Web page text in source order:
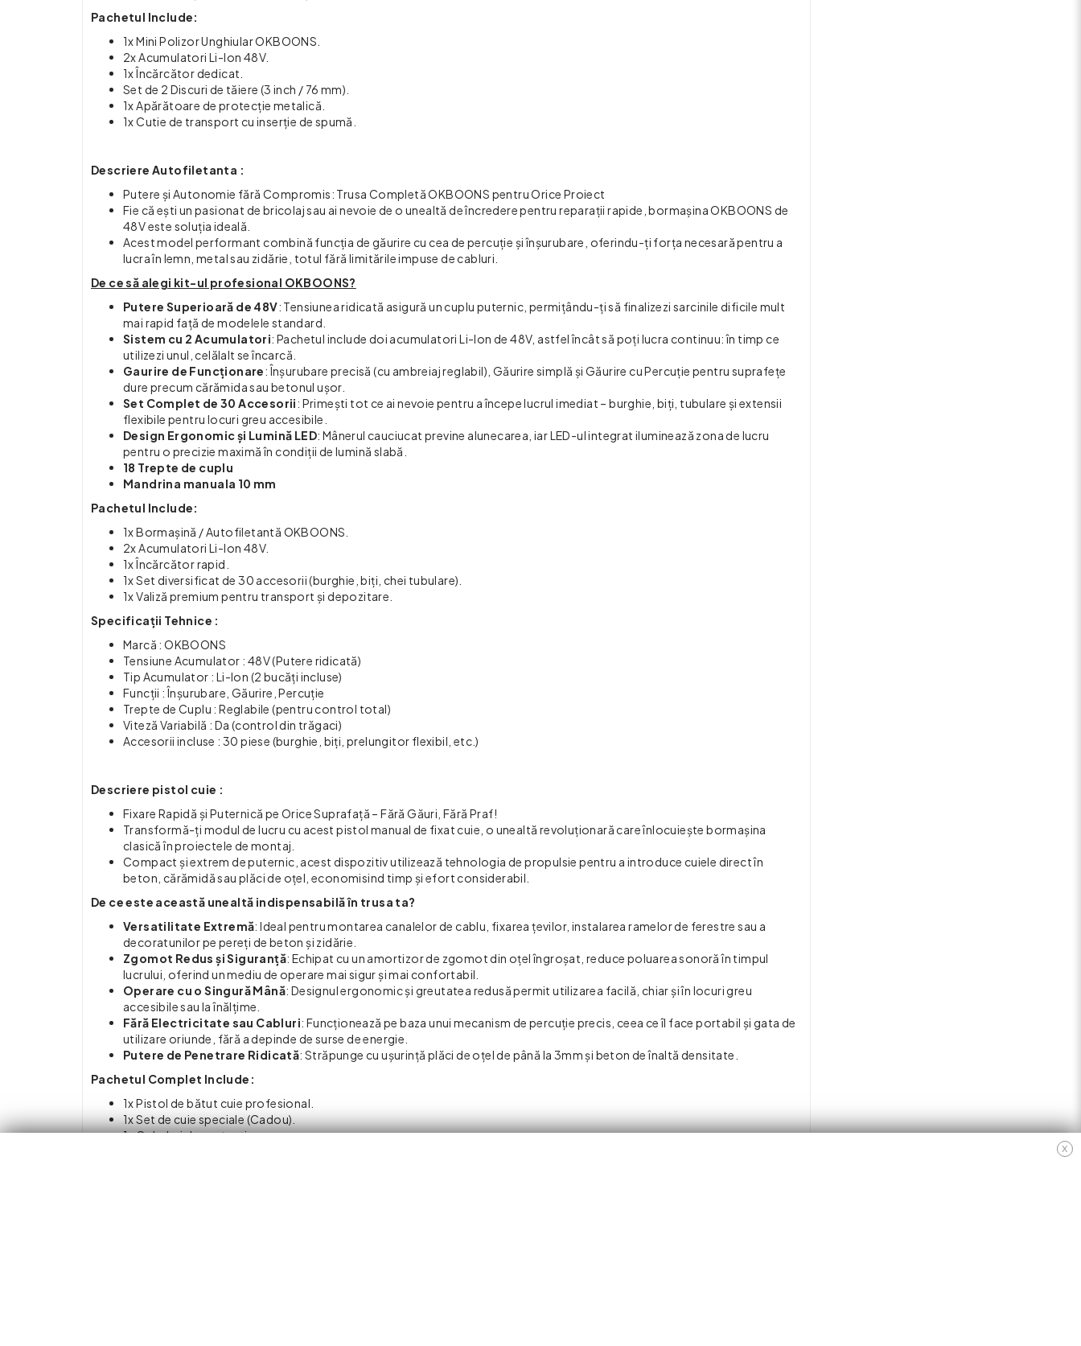
Pachetul Include:
1x Mini Polizor Unghiular OKBOONS.
2x Acumulatori Li-Ion 48V.
1x Încărcător dedicat.
Set de 2 Discuri de tăiere (3 inch / 76 mm).
1x Apărătoare de protecție metalică.
1x Cutie de transport cu inserție de spumă.
Descriere Autofiletanta :
Putere și Autonomie fără Compromis: Trusa Completă OKBOONS pentru Orice Proiect
Fie că ești un pasionat de bricolaj sau ai nevoie de o unealtă de încredere pentru reparații rapide, bormașina OKBOONS de
48V este soluția ideală.
Acest model performant combină funcția de găurire cu cea de percuție și înșurubare, oferindu-ți forța necesară pentru a
lucra în lemn, metal sau zidărie, totul fără limitările impuse de cabluri.
De ce să alegi kit-ul profesional OKBOONS?
Putere Superioară de 48V: Tensiunea ridicată asigură un cuplu puternic, permițându-ți să finalizezi sarcinile dificile mult
mai rapid față de modelele standard.
Sistem cu 2 Acumulatori: Pachetul include doi acumulatori Li-Ion de 48V, astfel încât să poți lucra continuu: în timp ce
utilizezi unul, celălalt se încarcă.
Gaurire de Funcționare: Înșurubare precisă (cu ambreiaj reglabil), Găurire simplă și Găurire cu Percuție pentru suprafețe
dure precum cărămida sau betonul ușor.
Set Complet de 30 Accesorii: Primești tot ce ai nevoie pentru a începe lucrul imediat – burghie, biți, tubulare și extensii
flexibile pentru locuri greu accesibile.
Design Ergonomic și Lumină LED: Mânerul cauciucat previne alunecarea, iar LED-ul integrat iluminează zona de lucru
pentru o precizie maximă în condiții de lumină slabă.
18 Trepte de cuplu
Mandrina manuala 10 mm
Pachetul Include:
1x Bormașină / Autofiletantă OKBOONS.
2x Acumulatori Li-Ion 48V.
1x Încărcător rapid.
1x Set diversificat de 30 accesorii (burghie, biți, chei tubulare).
1x Valiză premium pentru transport și depozitare.
Specificații Tehnice :
Marcă : OKBOONS
Tensiune Acumulator : 48V (Putere ridicată)
Tip Acumulator : Li-Ion (2 bucăți incluse)
Funcții : Înșurubare, Găurire, Percuție
Trepte de Cuplu : Reglabile (pentru control total)
Viteză Variabilă : Da (control din trăgaci)
Accesorii incluse : 30 piese (burghie, biți, prelungitor flexibil, etc.)
Descriere pistol cuie :
Fixare Rapidă și Puternică pe Orice Suprafață – Fără Găuri, Fără Praf!
Transformă-ți modul de lucru cu acest pistol manual de fixat cuie, o unealtă revoluționară care înlocuiește bormașina
clasică în proiectele de montaj.
Compact și extrem de puternic, acest dispozitiv utilizează tehnologia de propulsie pentru a introduce cuiele direct în
beton, cărămidă sau plăci de oțel, economisind timp și efort considerabil.
De ce este această unealtă indispensabilă în trusa ta?
Versatilitate Extremă: Ideal pentru montarea canalelor de cablu, fixarea țevilor, instalarea ramelor de ferestre sau a
decoratunilor pe pereți de beton și zidărie.
Zgomot Redus și Siguranță: Echipat cu un amortizor de zgomot din oțel îngroșat, reduce poluarea sonoră în timpul
lucrului, oferind un mediu de operare mai sigur și mai confortabil.
Operare cu o Singură Mână: Designul ergonomic și greutatea redusă permit utilizarea facilă, chiar și în locuri greu
accesibile sau la înălțime.
Fără Electricitate sau Cabluri: Funcționează pe baza unui mecanism de percuție precis, ceea ce îl face portabil și gata de
utilizare oriunde, fără a depinde de surse de energie.
Putere de Penetrare Ridicată: Străpunge cu ușurință plăci de oțel de până la 3mm și beton de înaltă densitate.
Pachetul Complet Include:
1x Pistol de bătut cuie profesional.
1x Set de cuie speciale (Cadou).
1x Ochelari de protecție.
X